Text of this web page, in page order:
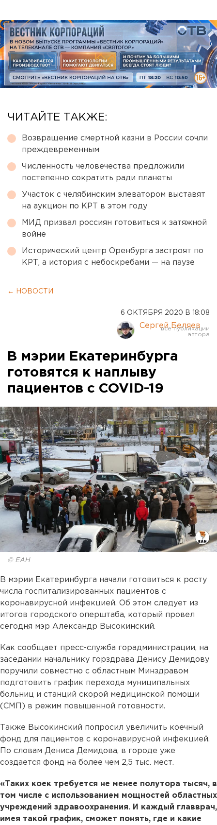
ЧИТАЙТЕ ТАКЖЕ:
Возвращение смертной казни в России сочли
преждевременным
Численность человечества предложили
постепенно сократить ради планеты
Участок с челябинским элеватором выставят
на аукцион по КРТ в этом году
МИД призвал россиян готовиться к затяжной
войне
Исторический центр Оренбурга застроят по
КРТ, а история с небоскребами — на паузе
← НОВОСТИ
6 ОКТЯБРЯ 2020 В 18:08
Сергей Беляев
В мэрии Екатеринбурга
готовятся к наплыву
пациентов с COVID-19
© ЕАН
В мэрии Екатеринбурга начали готовиться к росту
числа госпитализированных пациентов с
коронавирусной инфекцией. Об этом следует из
итогов городского оперштаба, который провел
сегодня мэр Александр Высокинский.
Как сообщает пресс-служба горадминистрации, на
заседании начальнику горздрава Денису Демидову
поручили совместно с областным Минздравом
подготовить график перехода муниципальных
больниц и станций скорой медицинской помощи
(СМП) в режим повышенной готовности.
Также Высокинский попросил увеличить коечный
фонд для пациентов с коронавирусной инфекцией.
По словам Дениса Демидова, в городе уже
создается фонд на более чем 2,5 тыс. мест.
«Таких коек требуется не менее полутора тысяч, в
том числе с использованием мощностей областных
учреждений здравоохранения. И каждый главврач,
имея такой график, сможет понять, где и какие